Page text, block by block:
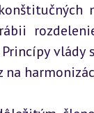
Princípy
na